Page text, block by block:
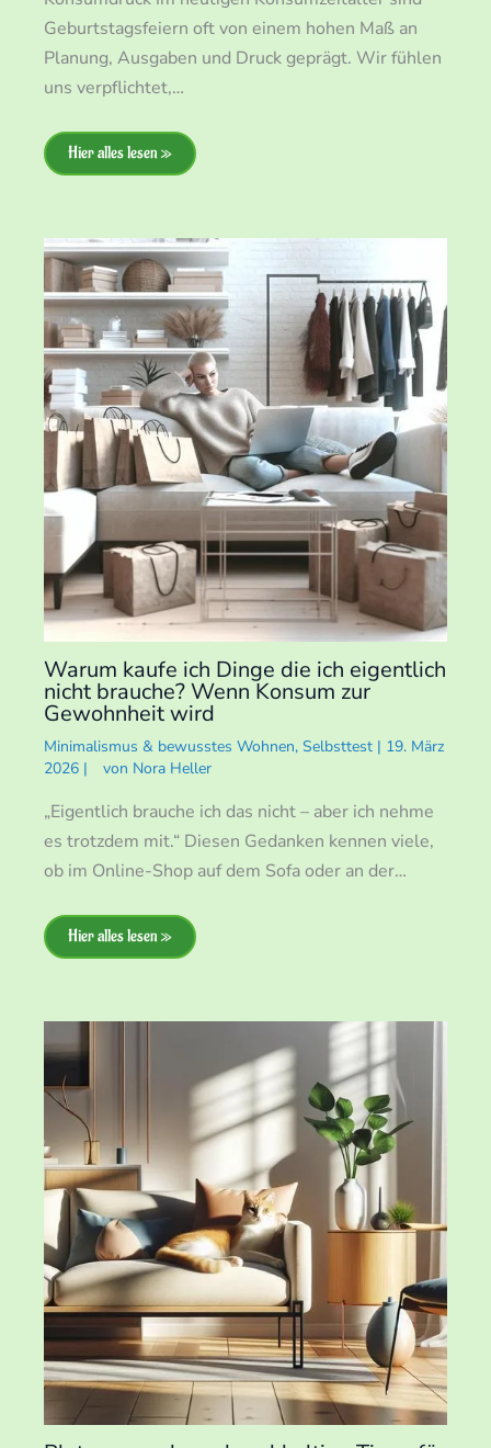
Geburtstagsfeiern oft von einem hohen Maß an
Planung, Ausgaben und Druck geprägt. Wir fühlen
uns verpflichtet,…
Hier alles lesen »
Warum kaufe ich Dinge die ich eigentlich
nicht brauche? Wenn Konsum zur
Gewohnheit wird
Minimalismus & bewusstes Wohnen, Selbsttest | 19. März
2026 | von Nora Heller
„Eigentlich brauche ich das nicht – aber ich nehme
es trotzdem mit.“ Diesen Gedanken kennen viele,
ob im Online-Shop auf dem Sofa oder an der…
Hier alles lesen »